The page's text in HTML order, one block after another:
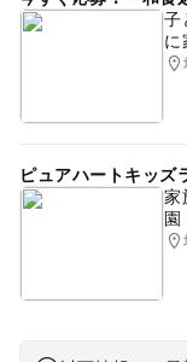
子
に
ピュアハートキッズ
家
園